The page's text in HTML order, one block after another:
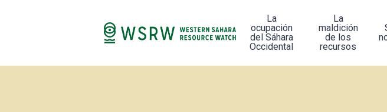
La
ocupación
del Sáhara
Occidental
La
maldición
de los
recursos